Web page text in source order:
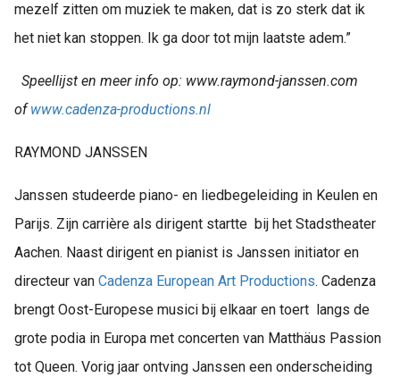
mezelf zitten om muziek te maken, dat is zo sterk dat ik
het niet kan stoppen. Ik ga door tot mijn laatste adem.”
Speellijst en meer info op: www.raymond-janssen.com
ofwww.cadenza-productions.nl
RAYMOND JANSSEN
Janssen studeerde piano- en liedbegeleiding in Keulen en
Parijs. Zijn carrière als dirigent startte bij het Stadstheater
Aachen. Naast dirigent en pianist is Janssen initiator en
directeur van Cadenza European Art Productions. Cadenza
brengt Oost-Europese musici bij elkaar en toert langs de
grote podia in Europa met concerten van Matthäus Passion
tot Queen. Vorig jaar ontving Janssen een onderscheiding